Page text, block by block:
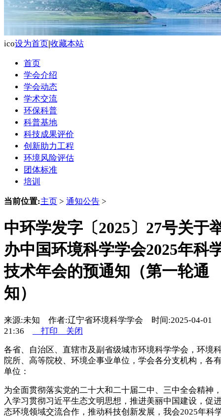
ico设为首页|收藏本站
首页
学会介绍
学会动态
学术交流
环保科普
科普基地
科技成果评价
创新助力工程
环境风险评估
团体标准
培训
当前位置:主页 > 通知公告 >
中环学发字〔2025〕27号关于
办中国环境科学学会2025年科
技术年会的预通知（第一轮通
知）
来源:未知 作者:辽宁省环境科学学会 时间:2025-04-01
21:36
打印 关闭
各省、自治区、直辖市及副省级城市环境科学学会，环境
院所、高等院校、环境企事业单位，学会各分支机构，各
单位：
为全面贯彻落实党的二十大和二十届二中、三中全会精神
入学习贯彻习近平生态文明思想，推进美丽中国建设，促
态环境领域交流合作，推动科技创新发展，我会2025年科